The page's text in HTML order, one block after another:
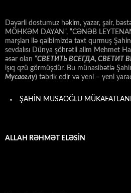
Dəyərli dostumuz həkim, yazar, şair,
MÖHKƏM DAYAN”, “CƏNƏB
marşları ilə qəlbimizdə taxt qurmuş
sevdalısı Dünya şöhrətli alim Mehmet
əsər olan “СВЕТИТЬ ВСЕГДА, СВЕТИТ
işıq qzü görmüşdür. Bu münasibətlə
Мусаоглу) təbrik edir və yeni – yeni
ŞAHİN MUSAOĞLU
ALLAH RƏHMƏT ELƏSİN